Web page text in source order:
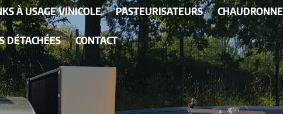
À USAGE VINICOLE PASTEURISATEURS
DÉTACHÉES CONTACT